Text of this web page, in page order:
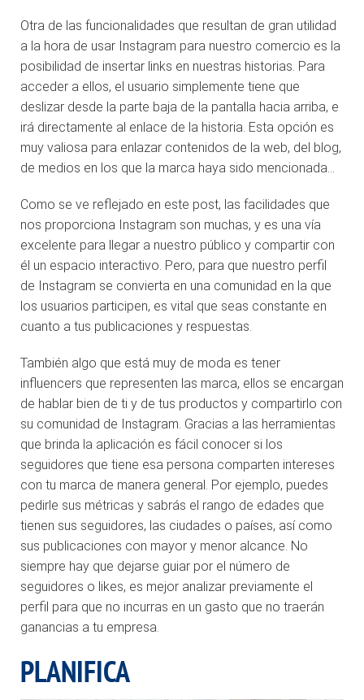
Otra de las funcionalidades que resultan de gran utilidad
a la hora de usar Instagram para nuestro comercio es la
posibilidad de insertar links en nuestras historias. Para
acceder a ellos, el usuario simplemente tiene que
deslizar desde la parte baja de la pantalla hacia arriba, e
irá directamente al enlace de la historia. Esta opción es
muy valiosa para enlazar contenidos de la web, del blog,
de medios en los que la marca haya sido mencionada…
Como se ve reflejado en este post, las facilidades que
nos proporciona Instagram son muchas, y es una vía
excelente para llegar a nuestro público y compartir con
él un espacio interactivo. Pero, para que nuestro perfil
de Instagram se convierta en una comunidad en la que
los usuarios participen, es vital que seas constante en
cuanto a tus publicaciones y respuestas.
También algo que está muy de moda es tener
influencers que representen las marca, ellos se encargan
de hablar bien de ti y de tus productos y compartirlo con
su comunidad de Instagram. Gracias a las herramientas
que brinda la aplicación es fácil conocer si los
seguidores que tiene esa persona comparten intereses
con tu marca de manera general. Por ejemplo, puedes
pedirle sus métricas y sabrás el rango de edades que
tienen sus seguidores, las ciudades o países, así como
sus publicaciones con mayor y menor alcance. No
siempre hay que dejarse guiar por el número de
seguidores o likes, es mejor analizar previamente el
perfil para que no incurras en un gasto que no traerán
ganancias a tu empresa.
PLANIFICA